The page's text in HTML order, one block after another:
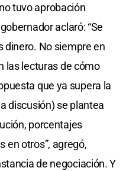
tuvo aprobación
aclaró: “Se
dinero. No siempre en
las lecturas de cómo
que ya supera la
discusión) se plantea
porcentajes
en otros”, agregó,
de negociación. Y